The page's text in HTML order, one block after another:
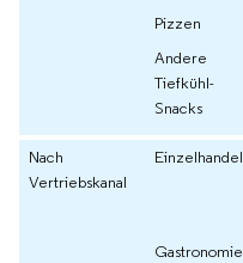
Pizzen
Andere
Tiefkühl-
Snacks
Nach
Vertriebskanal
Einzelhandel
Gastronomie